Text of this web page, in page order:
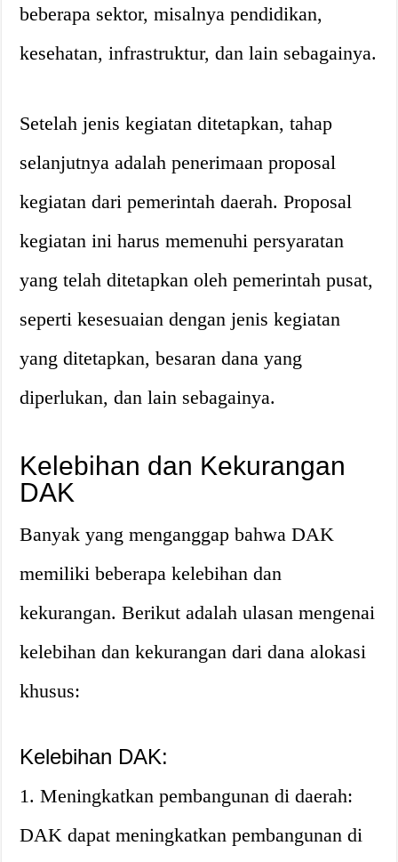
beberapa sektor, misalnya pendidikan,
kesehatan, infrastruktur, dan lain sebagainya.
Setelah jenis kegiatan ditetapkan, tahap
selanjutnya adalah penerimaan proposal
kegiatan dari pemerintah daerah. Proposal
kegiatan ini harus memenuhi persyaratan
yang telah ditetapkan oleh pemerintah pusat,
seperti kesesuaian dengan jenis kegiatan
yang ditetapkan, besaran dana yang
diperlukan, dan lain sebagainya.
Kelebihan dan Kekurangan
DAK
Banyak yang menganggap bahwa DAK
memiliki beberapa kelebihan dan
kekurangan. Berikut adalah ulasan mengenai
kelebihan dan kekurangan dari dana alokasi
khusus:
Kelebihan DAK:
1. Meningkatkan pembangunan di daerah:
DAK dapat meningkatkan pembangunan di